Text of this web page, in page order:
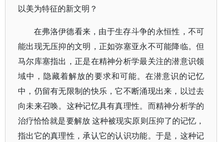
以美为特征的新文明？
在弗洛伊德看来，由于生存斗争的永恒性，不可
能出现无压抑的文明，正如弥塞亚永不可能降临。但
马尔库塞指出，正是在精神分析学最关注的潜意识领
域中，隐藏着解放的要求和可能。在潜意识的记忆
中，仍留有无限制的快乐，它不断涌现出来，以过去
向未来召唤。这种记忆具有真理性。而精神分析学的
治疗恰恰就是要解放 这种被现实原则压抑了的记忆，
指出它的真理性，承认它的认识功能。于是，这种记